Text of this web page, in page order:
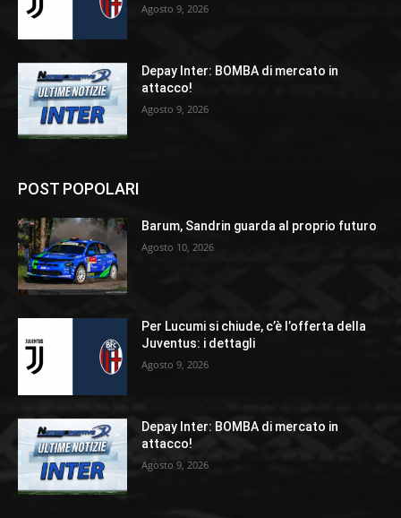
Agosto 9, 2026
Depay Inter: BOMBA di mercato in
attacco!
Agosto 9, 2026
POST POPOLARI
Barum, Sandrin guarda al proprio futuro
Agosto 10, 2026
Per Lucumi si chiude, c’è l’offerta della
Juventus: i dettagli
Agosto 9, 2026
Depay Inter: BOMBA di mercato in
attacco!
Agosto 9, 2026